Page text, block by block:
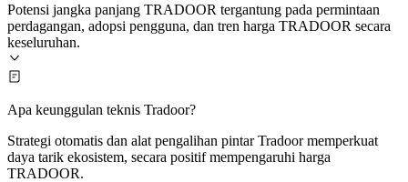
Potensi jangka panjang TRADOOR tergantung pada permintaan
perdagangan, adopsi pengguna, dan tren harga TRADOOR secara
keseluruhan.
Apa keunggulan teknis Tradoor?
Strategi otomatis dan alat pengalihan pintar Tradoor memperkuat
daya tarik ekosistem, secara positif mempengaruhi harga
TRADOOR.